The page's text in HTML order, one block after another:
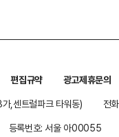
편집규약
광고제휴문의
,센트럴파크 타워동)
전
등록번호: 서울 아00055